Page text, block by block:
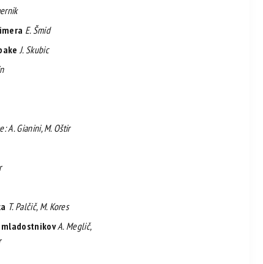
E. Šmid
J. Skubic
A. Gianini, M. Oštir
T. Palčič, M. Kores
A. Meglič,